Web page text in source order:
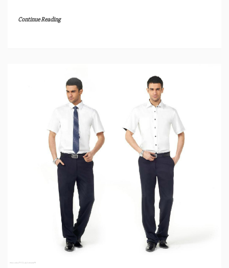
Continue Reading